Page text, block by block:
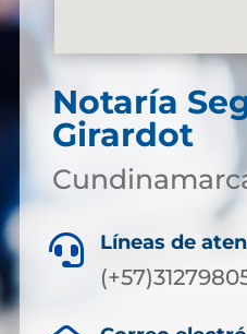
Notaría
Girardot
 Líneas de